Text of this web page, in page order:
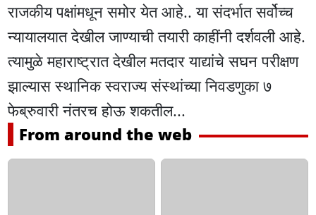
राजकीय पक्षांमधून समोर येत आहे.. या संदर्भात सर्वोच्च
न्यायालयात देखील जाण्याची तयारी काहींनी दर्शवली आहे.
त्यामुळे महाराष्ट्रात देखील मतदार याद्यांचे सघन परीक्षण
झाल्यास स्थानिक स्वराज्य संस्थांच्या निवडणुका ७
फेब्रुवारी नंतरच होऊ शकतील...
From around the web